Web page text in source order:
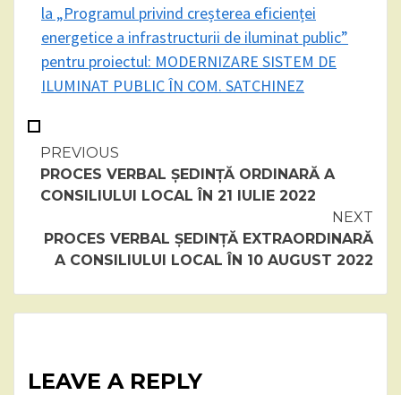
la „Programul privind creșterea eficienței
energetice a infrastructurii de iluminat public”
pentru proiectul: MODERNIZARE SISTEM DE
ILUMINAT PUBLIC ÎN COM. SATCHINEZ
Continue
Reading
PREVIOUS
PROCES VERBAL ȘEDINȚĂ ORDINARĂ A
CONSILIULUI LOCAL ÎN 21 IULIE 2022
NEXT
PROCES VERBAL ȘEDINȚĂ EXTRAORDINARĂ
A CONSILIULUI LOCAL ÎN 10 AUGUST 2022
LEAVE A REPLY